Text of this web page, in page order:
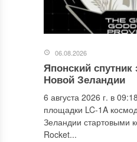
06.08.2026
Японский спутник
Новой Зеландии
6 августа 2026 г. в
площадки LC-1A
Зеландии стартовыми
Rocket...